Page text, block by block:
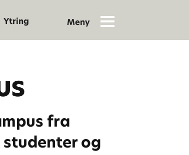
Ytring
fra
og